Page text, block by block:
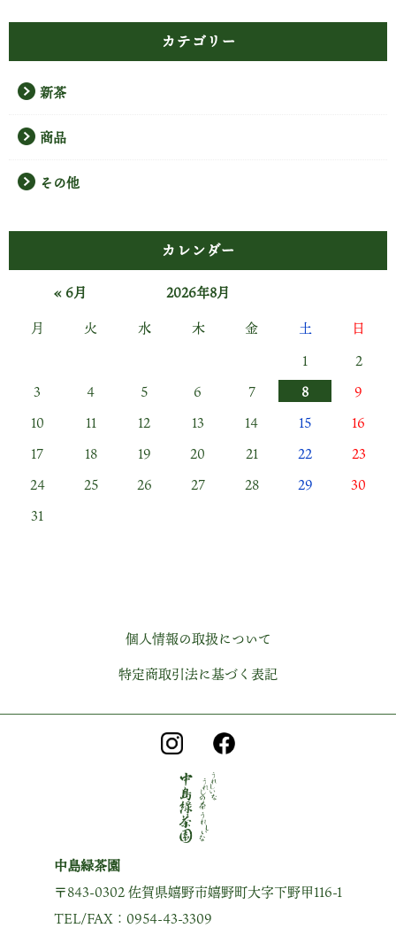
カテゴリー
新茶
商品
その他
カレンダー
2026年8月
月
火 水 木 金 土
日
1
2
3
4 5 6 7 8
9
10
11 12 13 14 15
16
17
18 19 20 21 22
23
24
25 26 27 28 29
30
31
« 6月
個人情報の取扱について
特定商取引法に基づく表記
中島緑茶園
〒843-0302 佐賀県嬉野市嬉野町大字下野甲116-1
TEL/FAX：0954-43-3309